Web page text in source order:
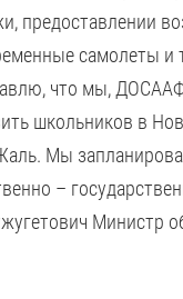
предоставлении
самолеты и
что мы,
школьников в
Мы
–
Министр